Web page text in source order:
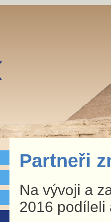
Partneři
Na vývoji a
2016 podíleli